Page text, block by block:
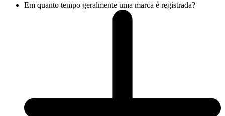
Em quanto tempo geralmente uma marca é registrada?